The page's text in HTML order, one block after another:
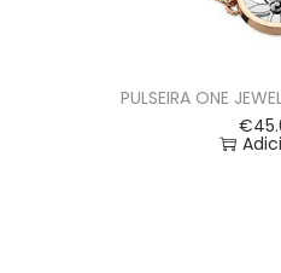
PULSEIRA ONE
€